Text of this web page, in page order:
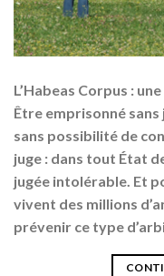
L’Habeas Corpus :
Être emprisonné
sans possibilité de
juge : dans tout État
jugée intolérable. Et
vivent des millions
prévenir ce type